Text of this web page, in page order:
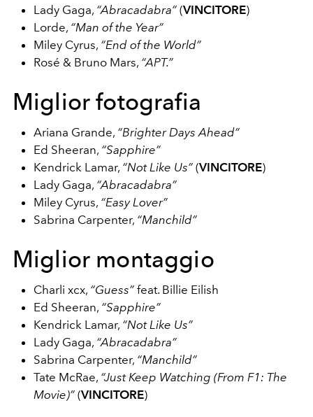
Lady Gaga, “Abracadabra” (VINCITORE)
Lorde, “Man of the Year”
Miley Cyrus, “End of the World”
Rosé & Bruno Mars, “APT.”
Miglior fotografia
Ariana Grande, “Brighter Days Ahead”
Ed Sheeran, “Sapphire”
Kendrick Lamar, “Not Like Us” (VINCITORE)
Lady Gaga, “Abracadabra”
Miley Cyrus, “Easy Lover”
Sabrina Carpenter, “Manchild”
Miglior montaggio
Charli xcx, “Guess” feat. Billie Eilish
Ed Sheeran, “Sapphire”
Kendrick Lamar, “Not Like Us”
Lady Gaga, “Abracadabra”
Sabrina Carpenter, “Manchild”
Tate McRae, “Just Keep Watching (From F1: The
Movie)” (VINCITORE)